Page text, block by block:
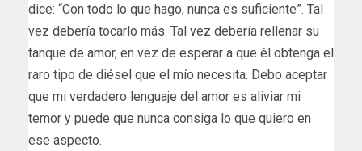
dice: “Con todo lo que hago, nunca es suficiente”. Tal
vez debería tocarlo más. Tal vez debería rellenar su
tanque de amor, en vez de esperar a que él obtenga el
raro tipo de diésel que el mío necesita. Debo aceptar
que mi verdadero lenguaje del amor es aliviar mi
temor y puede que nunca consiga lo que quiero en
ese aspecto.